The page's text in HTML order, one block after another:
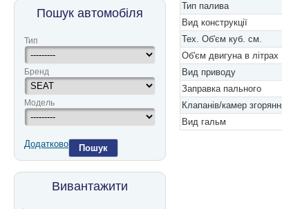
Пошук автомобіля
Тип
Бренд
Модель
Додатково Пошук
Вивантажити
Тип палива
Вид конструкції
Тех. Об'єм куб. см.
Об'єм двигуна в літрах
Вид приводу
Заправка пального
Клапанів/камер
Вид гальм